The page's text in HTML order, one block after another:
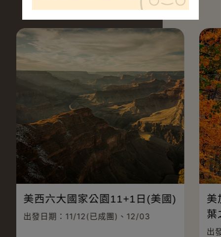
美西六大國家公園11+1日(美國)
出發日期：11/12(已成團)、12/03
美
葉
出